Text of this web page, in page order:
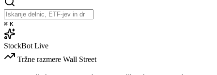
⌘ K
StockBot Live
Tržne razmere Wall Street